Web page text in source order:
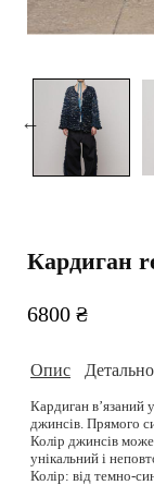
Кардиган
6800 ₴
Опис Детально
Кардиган вʼязаний
джинсів. Прямого
Колір джинсів
унікальний і
Колір: від темно-